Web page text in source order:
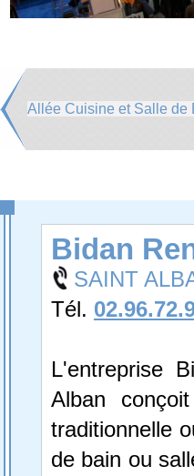
Allée Cuisine et Salle de
Bidan
SAINT
Tél.
L'entreprise
Alban
traditionnelle
de bain ou